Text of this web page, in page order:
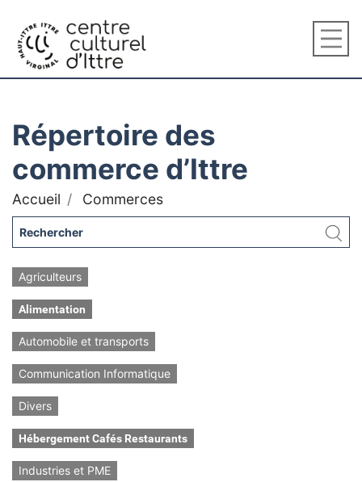
Répertoire des
commerce d’Ittre
Accueil Commerces
Agriculteurs
Alimentation
Automobile et transports
Communication Informatique
Divers
Hébergement Cafés Restaurants
Industries et PME